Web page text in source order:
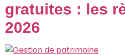
gratuites : les
2026